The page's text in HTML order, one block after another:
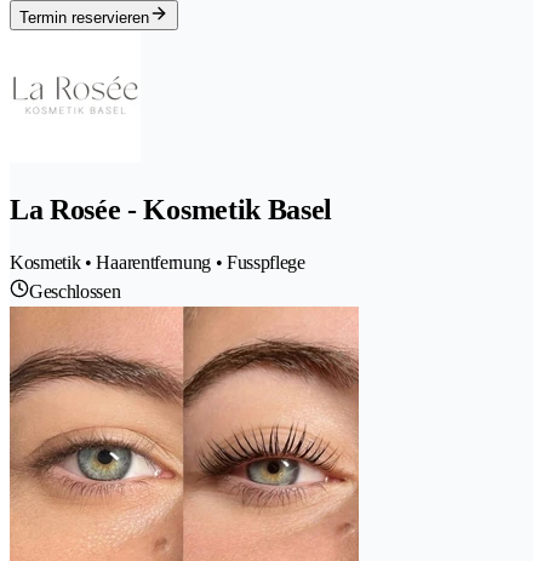
Termin reservieren
La Rosée - Kosmetik Basel
Kosmetik • Haarentfernung • Fusspflege
Geschlossen